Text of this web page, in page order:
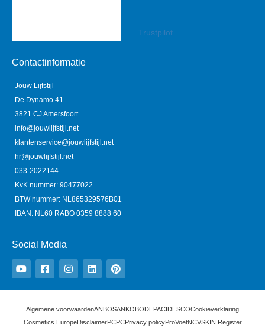
Trustpilot
Contactinformatie
Jouw Lijfstijl
De Dynamo 41
3821 CJ Amersfoort
info@jouwlijfstijl.net
klantenservice@jouwlijfstijl.net
hr@jouwlijfstijl.net
033-2022144
KvK nummer: 90477022
BTW nummer: NL865329576B01
IBAN: NL60 RABO 0359 8888 60
Social Media
o
u
t
u
a
c
e
b
o
k
-
n
s
t
a
r
m
i
n
k
e
i
n
i
n
t
e
e
s
t
Algemene voorwaardenANBOSANKOBODEPACIDESCOCookieverklaring
Cosmetics EuropeDisclaimerPCPCPrivacy policyProVoetNCVSKIN Register